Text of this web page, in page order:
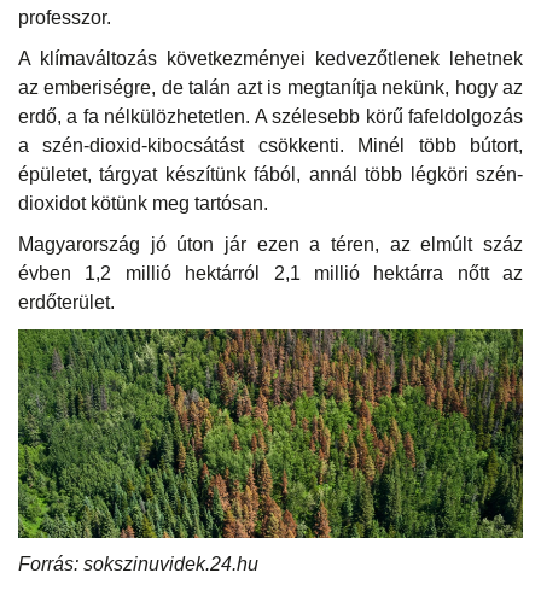
professzor.
A klímaváltozás következményei kedvezőtlenek lehetnek
az emberiségre, de talán azt is megtanítja nekünk, hogy az
erdő, a fa nélkülözhetetlen. A szélesebb körű fafeldolgozás
a szén-dioxid-kibocsátást csökkenti. Minél több bútort,
épületet, tárgyat készítünk fából, annál több légköri szén-
dioxidot kötünk meg tartósan.
Magyarország jó úton jár ezen a téren, az elmúlt száz
évben 1,2 millió hektárról 2,1 millió hektárra nőtt az
erdőterület.
Forrás: sokszinuvidek.24.hu